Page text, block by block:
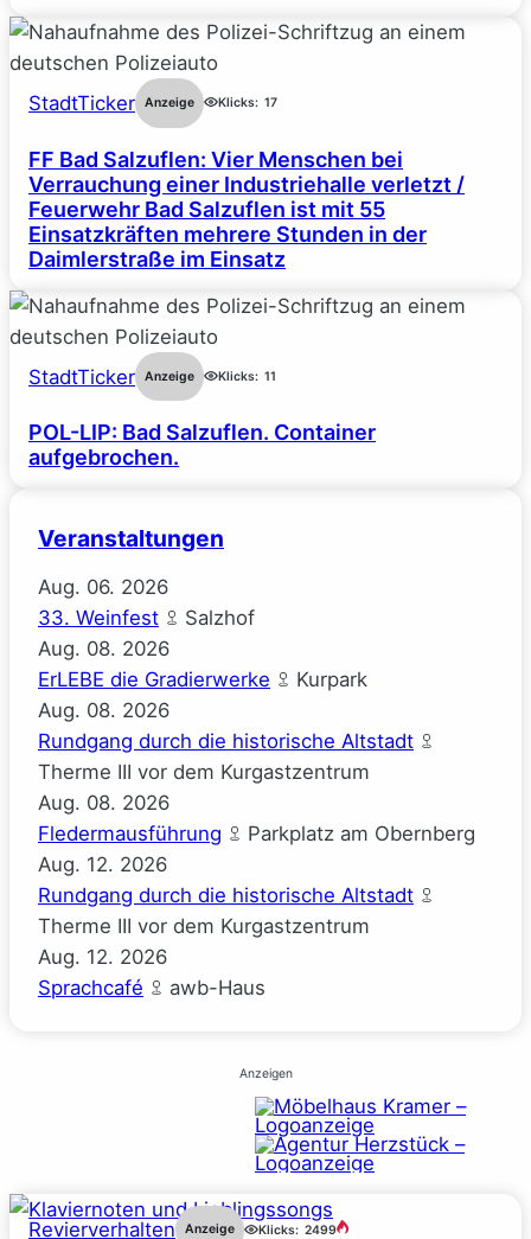
StadtTicker Anzeige Klicks: 17
FF Bad Salzuflen: Vier Menschen bei
Verrauchung einer Industriehalle verletzt /
Feuerwehr Bad Salzuflen ist mit 55
Einsatzkräften mehrere Stunden in der
Daimlerstraße im Einsatz
StadtTicker Anzeige Klicks: 11
POL-LIP: Bad Salzuflen. Container
aufgebrochen.
Veranstaltungen
Aug. 06. 2026
33. Weinfest
Salzhof
Aug. 08. 2026
ErLEBE die Gradierwerke
Kurpark
Aug. 08. 2026
Rundgang durch die historische Altstadt
Therme III vor dem Kurgastzentrum
Aug. 08. 2026
Fledermausführung
Parkplatz am Obernberg
Aug. 12. 2026
Rundgang durch die historische Altstadt
Therme III vor dem Kurgastzentrum
Aug. 12. 2026
Sprachcafé
awb-Haus
Anzeigen
Revierverhalten Anzeige Klicks: 2499